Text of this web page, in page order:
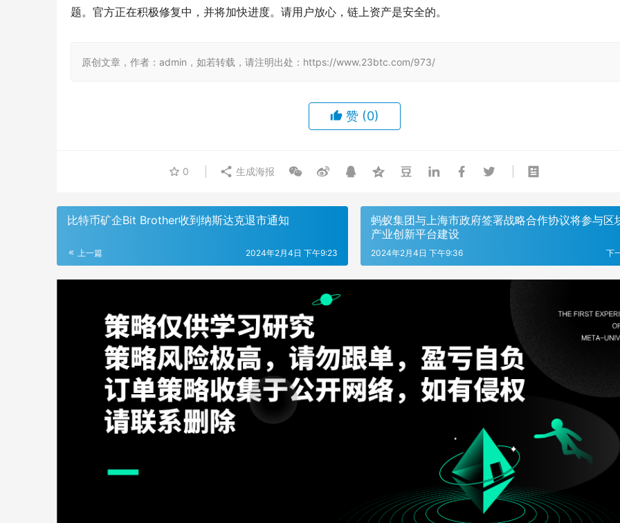
题。官方正在积极修复中，并将加快进度。请用户放心，链上资产是安全的。
原创文章，作者：admin，如若转载，请注明出处：https://www.23btc.com/973/
赞 (0)
0 生成海报
比特币矿企Bit Brother收到纳斯达克退市通知
上一篇 2024年2月4日 下午9:23
蚂蚁集团与上海市政府签署战略合作协议将参与区
产业创新平台建设
下
2024年2月4日 下午9:36